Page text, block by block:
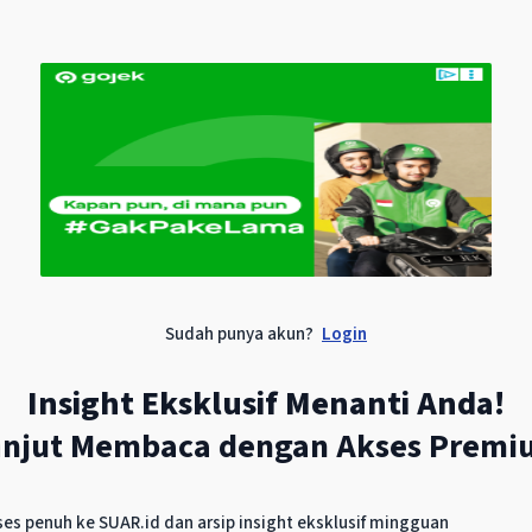
di bawah raksasa dunia seperti China atau
Sudah punya akun? Login
Insight Eksklusif Menanti Anda!
Membaca dengan Akses
penuh ke SUAR.id dan arsip insight eksklusif mingguan